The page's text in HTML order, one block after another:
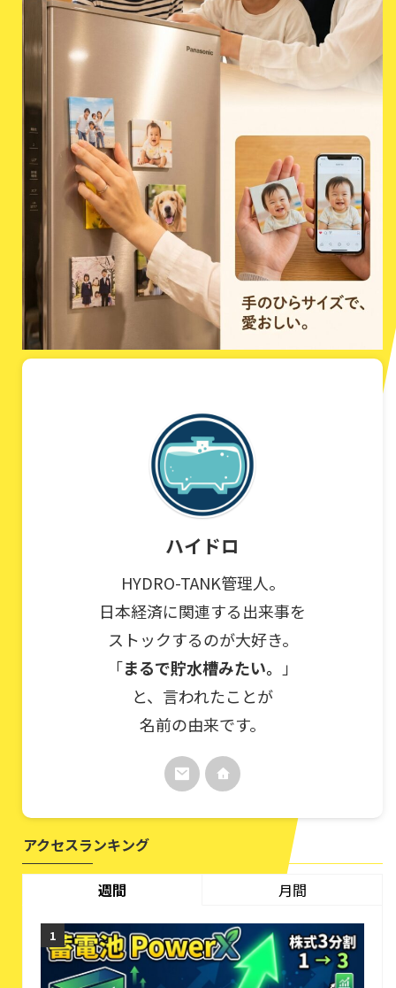
ハイドロ
HYDRO-TANK管理人。
日本経済に関連する出来事を
ストックするのが大好き。
「まるで貯水槽みたい。
」
と、言われたことが
名前の由来です。
アクセスランキング
週間 月間